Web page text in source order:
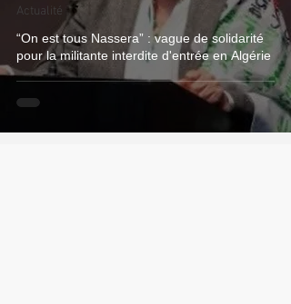
“On est tous Nassera” : vague de solidarité
pour la militante interdite d'entrée en Algérie
Actualité